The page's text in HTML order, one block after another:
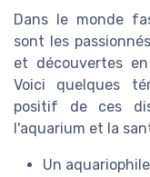
Dans le monde
sont les
et découvertes
Voici quelques
positif de ces
l'aquarium et la
Un